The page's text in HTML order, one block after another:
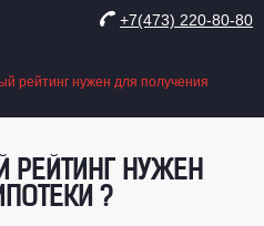
+7(473) 220-80-80
рейтинг нужен для получения
РЕЙТИНГ НУЖЕН
?